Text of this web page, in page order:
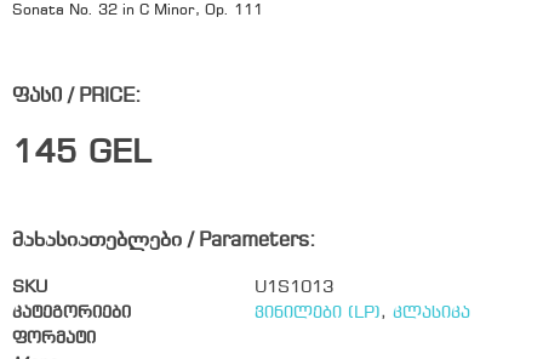
Sonata No. 32 in C Minor, Op. 111
ფასი / PRICE:
145 GEL
მახასიათებლები / Parameters:
SKU
U1S1013
კატეგორიები
ვინილები (LP), კლასიკა
ფორმატი